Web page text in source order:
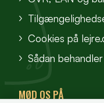
Cookies på
Sådan
MØD OS PÅ